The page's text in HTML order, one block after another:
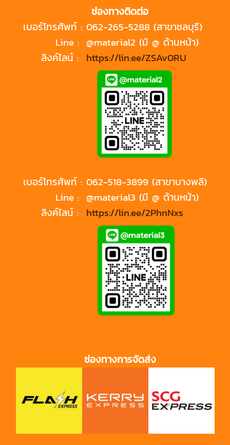
ช่องทางติดต่อ
เบอร์โทรศัพท์ : 062-265-5288 (สาขาชลบุรี)
Line : @material2 (มี @ ด้านหน้า)
ลิงค์ไลน์ : https://lin.ee/ZSAv0RU
เบอร์โทรศัพท์ : 062-518-3899 (สาขาบางพลี)
Line : @material3 (มี @ ด้านหน้า)
ลิงค์ไลน์ : https://lin.ee/2PhnNxs
ช่องทางการจัดส่ง